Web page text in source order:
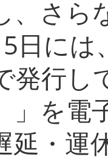
、さら
日に
発行し
」を電
延・運